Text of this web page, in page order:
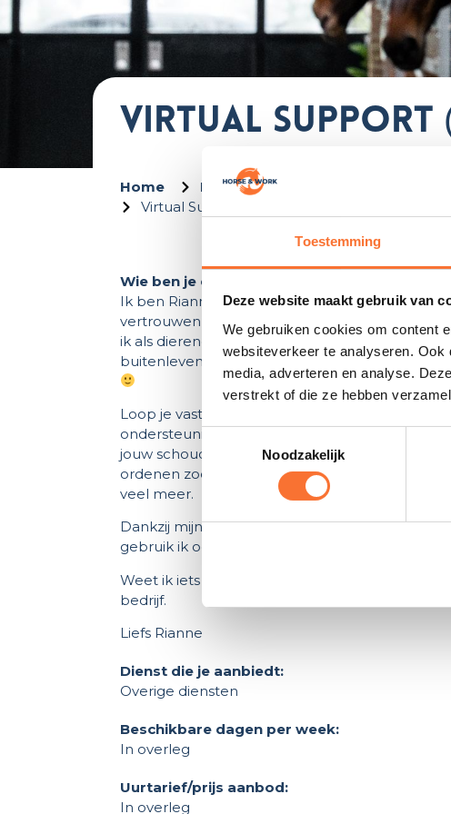
Toestemming
Deze website maakt gebruik van
We gebruiken cookies om content
websiteverkeer te analyseren.
media, adverteren en analyse.
verstrekt of die ze hebben
Toestemmingsselectie
Noodzakelijk
Virtual Support
Home
Ik bied mijn dienst aan als
Virtual Support (Assistant)
Wie ben je en wat doet je bedrijf:
Ik ben Rianne, eigenaar van ByRian. Met
vertrouwen in hun bedrijf te krijgen, zodat zij
ik als dierenoppas en paardenverzorger, iets
buitenleven! En ben trotse eigenaar van mijn
Loop je vast in de drukte van je bedrijf? Mis je
ondersteuning die je nodig hebt om met meer
jouw schouders terechtkomt. Denk aan de
ordenen zodat dat up to date is, jouw social
veel meer.
Dankzij mijn achtergrond in de paarden weet
gebruik ik ook in mijn werk: helder,
Weet ik iets niet, dan pak ik het op. Ik ben
bedrijf.
Liefs Rianne
Dienst die je aanbiedt:
Overige diensten
Beschikbare dagen per week:
In overleg
Uurtarief/prijs aanbod:
In overleg